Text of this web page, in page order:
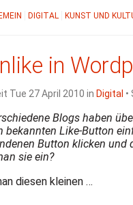
DIGITAL KUNST UND
in
Tue 27 April 2010 in Digital
Blogs haben
bekannten Like-Button
Button klicken und
sie ein?
diesen kleinen …